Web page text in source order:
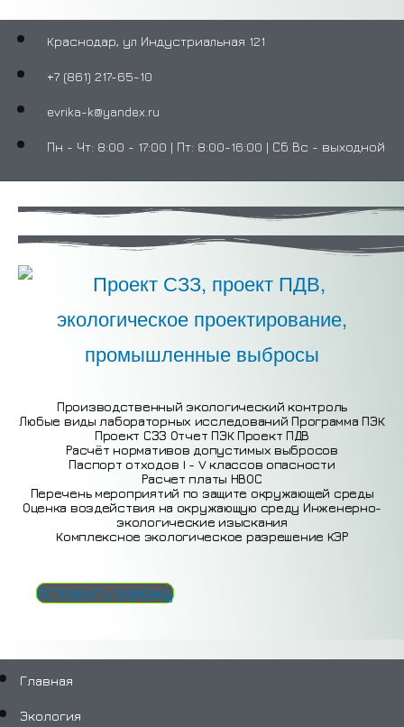
Краснодар, ул Индустриальная 121
+7 (861) 217-65-10
evrika-k@yandex.ru
Пн - Чт: 8:00 - 17:00 | Пт: 8:00-16:00 | Сб Вс - выходной
Производственный экологический контроль
Любые виды лабораторных исследованийПрограмма ПЭК
Проект СЗЗ Отчет ПЭКПроект ПДВ
Расчёт нормативов допустимых выбросов
Паспорт отходов I - V классов опасности
Расчет платы НВОС
Перечень мероприятий по защите окружающей среды
Оценка воздействия на окружающую среду Инженерно-
экологические изыскания
Комплексное экологическое разрешение КЭР
Оставить заявку
Главная
Экология